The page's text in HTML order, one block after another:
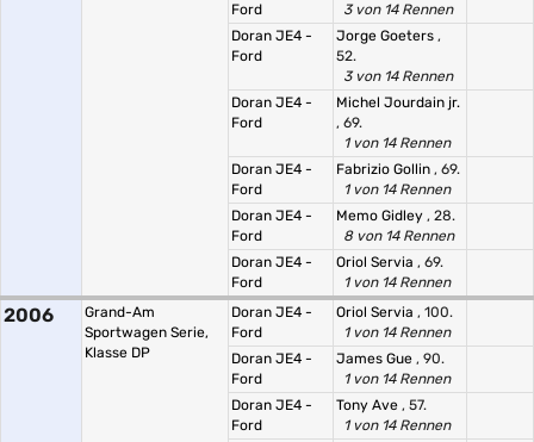
Ford
3 von 14 Rennen
Doran JE4 -
Ford
Jorge Goeters ,
52.
3 von 14 Rennen
Doran JE4 -
Ford
Michel Jourdain jr.
, 69.
1 von 14 Rennen
Doran JE4 -
Ford
Fabrizio Gollin , 69.
1 von 14 Rennen
Doran JE4 -
Ford
Memo Gidley , 28.
8 von 14 Rennen
Doran JE4 -
Ford
Oriol Servia , 69.
1 von 14 Rennen
2006
Grand-Am
Sportwagen Serie,
Klasse DP
Doran JE4 -
Ford
Oriol Servia , 100.
1 von 14 Rennen
Doran JE4 -
Ford
James Gue , 90.
1 von 14 Rennen
Doran JE4 -
Ford
Tony Ave , 57.
1 von 14 Rennen